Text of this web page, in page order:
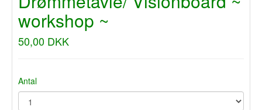
workshop ~
50,00 DKK
Antal